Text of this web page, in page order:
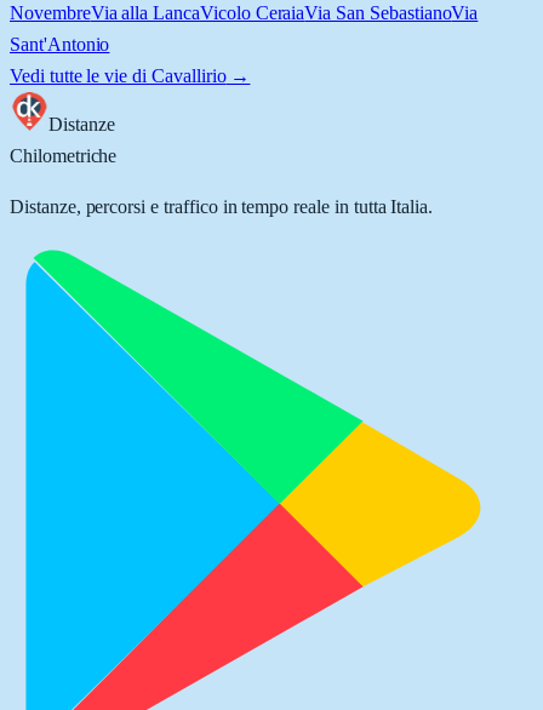
NovembreVia alla LancaVicolo CeraiaVia San SebastianoVia
Sant'Antonio
Vedi tutte le vie di Cavallirio→
Distanze
Chilometriche
Distanze, percorsi e traffico in tempo reale in tutta Italia.